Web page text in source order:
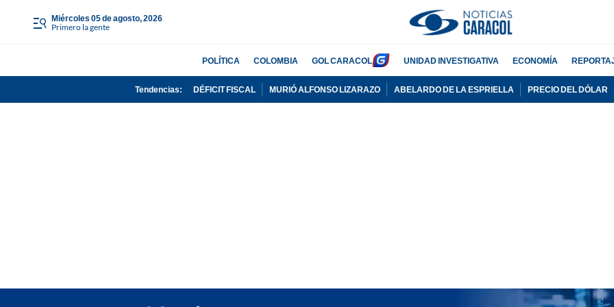
miércoles 05 de agosto, 2026
Primero la gente
POLÍTICA COLOMBIA GOL CARACOL UNIDAD INVESTIGATIVA ECONOMÍA
Tendencias: DÉFICIT FISCAL MURIÓ ALFONSO LIZARAZO ABELARDO DE LA ESPRIELLA PRECIO DEL DÓLAR